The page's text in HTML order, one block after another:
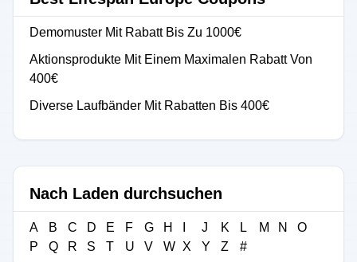
Demomuster Mit Rabatt Bis Zu 1000€
Aktionsprodukte Mit Einem Maximalen Rabatt Von
400€
Diverse Laufbänder Mit Rabatten Bis 400€
Nach Laden durchsuchen
A B C D E F G H J K L M N
O
P
Q R S T U V W X Y Z #